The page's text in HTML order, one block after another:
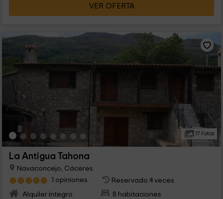
VER OFERTA
17 Fotos
La Antigua Tahona
Navaconcejo, Cáceres
1 opiniones
Reservado 4 veces
Alquiler íntegro
8 habitaciones